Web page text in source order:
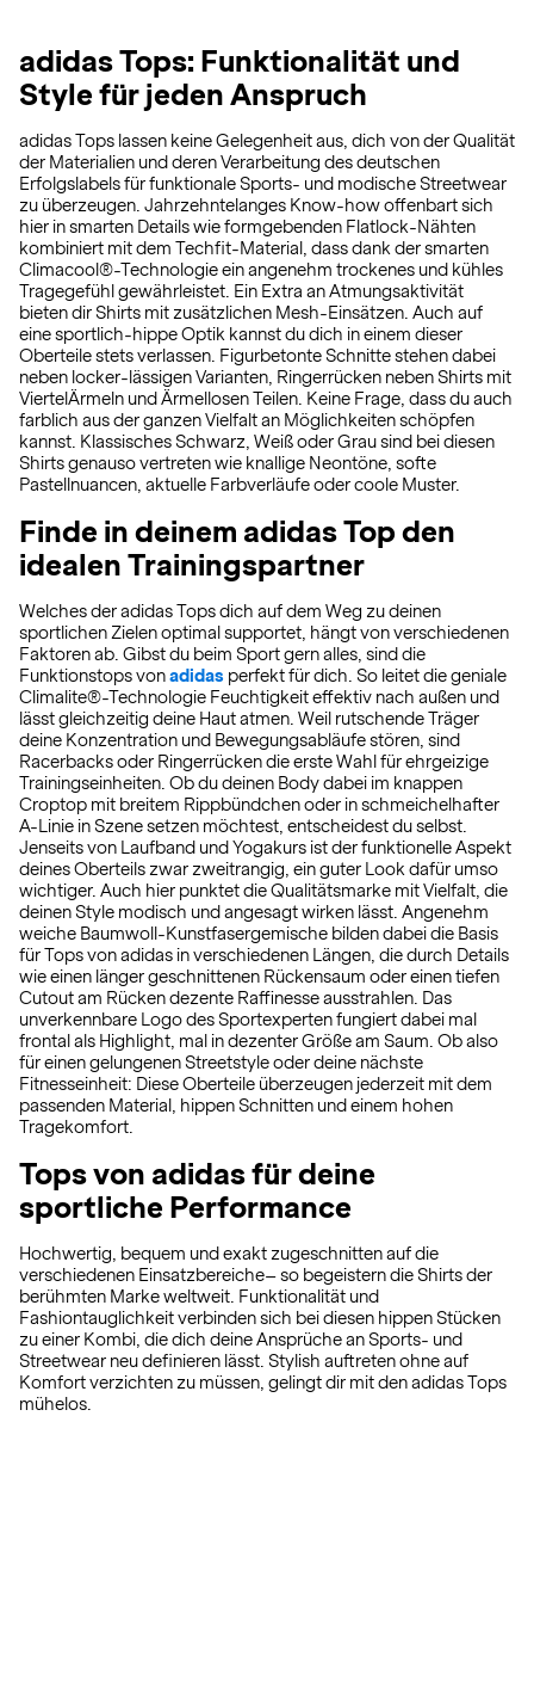
adidas Tops: Funktionalität und
Style für jeden Anspruch
adidas Tops lassen keine Gelegenheit aus, dich von der Qualität
der Materialien und deren Verarbeitung des deutschen
Erfolgslabels für funktionale Sports- und modische Streetwear
zu überzeugen. Jahrzehntelanges Know-how offenbart sich
hier in smarten Details wie formgebenden Flatlock-Nähten
kombiniert mit dem Techfit-Material, dass dank der smarten
Climacool®-Technologie ein angenehm trockenes und kühles
Tragegefühl gewährleistet. Ein Extra an Atmungsaktivität
bieten dir Shirts mit zusätzlichen Mesh-Einsätzen. Auch auf
eine sportlich-hippe Optik kannst du dich in einem dieser
Oberteile stets verlassen. Figurbetonte Schnitte stehen dabei
neben locker-lässigen Varianten, Ringerrücken neben Shirts mit
ViertelÄrmeln und Ärmellosen Teilen. Keine Frage, dass du auch
farblich aus der ganzen Vielfalt an Möglichkeiten schöpfen
kannst. Klassisches Schwarz, Weiß oder Grau sind bei diesen
Shirts genauso vertreten wie knallige Neontöne, softe
Pastellnuancen, aktuelle Farbverläufe oder coole Muster.
Finde in deinem adidas Top den
idealen Trainingspartner
Welches der adidas Tops dich auf dem Weg zu deinen
sportlichen Zielen optimal supportet, hängt von verschiedenen
Faktoren ab. Gibst du beim Sport gern alles, sind die
Funktionstops vonadidas perfekt für dich. So leitet die geniale
Climalite®-Technologie Feuchtigkeit effektiv nach außen und
lässt gleichzeitig deine Haut atmen. Weil rutschende Träger
deine Konzentration und Bewegungsabläufe stören, sind
Racerbacks oder Ringerrücken die erste Wahl für ehrgeizige
Trainingseinheiten. Ob du deinen Body dabei im knappen
Croptop mit breitem Rippbündchen oder in schmeichelhafter
A-Linie in Szene setzen möchtest, entscheidest du selbst.
Jenseits von Laufband und Yogakurs ist der funktionelle Aspekt
deines Oberteils zwar zweitrangig, ein guter Look dafür umso
wichtiger. Auch hier punktet die Qualitätsmarke mit Vielfalt, die
deinen Style modisch und angesagt wirken lässt. Angenehm
weiche Baumwoll-Kunstfasergemische bilden dabei die Basis
für Tops von adidas in verschiedenen Längen, die durch Details
wie einen länger geschnittenen Rückensaum oder einen tiefen
Cutout am Rücken dezente Raffinesse ausstrahlen. Das
unverkennbare Logo des Sportexperten fungiert dabei mal
frontal als Highlight, mal in dezenter Größe am Saum. Ob also
für einen gelungenen Streetstyle oder deine nächste
Fitnesseinheit: Diese Oberteile überzeugen jederzeit mit dem
passenden Material, hippen Schnitten und einem hohen
Tragekomfort.
Tops von adidas für deine
sportliche Performance
Hochwertig, bequem und exakt zugeschnitten auf die
verschiedenen Einsatzbereiche– so begeistern die Shirts der
berühmten Marke weltweit. Funktionalität und
Fashiontauglichkeit verbinden sich bei diesen hippen Stücken
zu einer Kombi, die dich deine Ansprüche an Sports- und
Streetwear neu definieren lässt. Stylish auftreten ohne auf
Komfort verzichten zu müssen, gelingt dir mit den adidas Tops
mühelos.